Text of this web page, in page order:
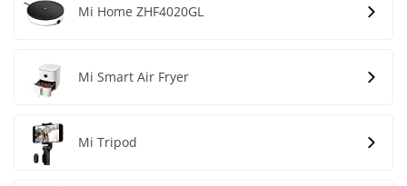
Mi Home ZHF4020GL
Mi Smart Air Fryer
Mi Tripod